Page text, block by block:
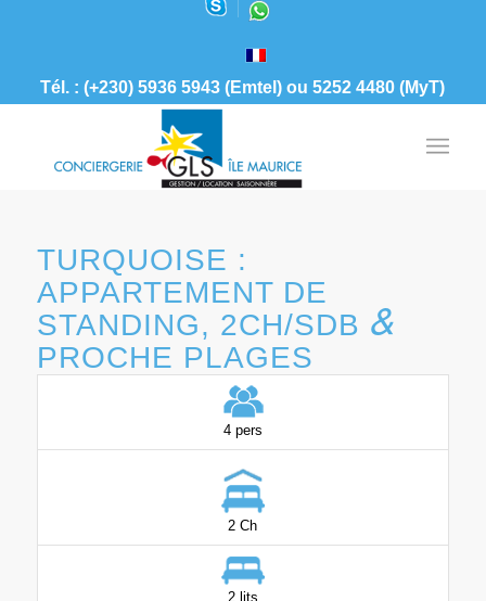
Tél. : (+230) 5936 5943 (Emtel) ou 5252 4480 (MyT)
TURQUOISE :
APPARTEMENT DE
STANDING, 2CH/SDB &
PROCHE PLAGES
4 pers
2 Ch
2 lits